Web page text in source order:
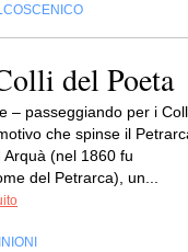
del Poeta
– passeggiando per i
che spinse il
Arquà (nel 1860 fu
del Petrarca), un...